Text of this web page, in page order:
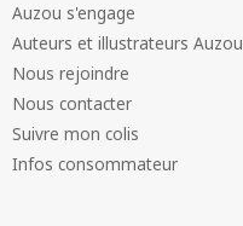
Auzou s'engage
Auteurs et illustrateurs Auzou
Nous rejoindre
Nous contacter
Suivre mon colis
Infos consommateur